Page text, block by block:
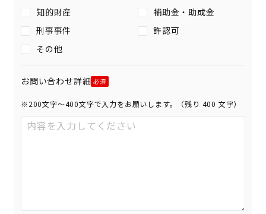
知的財産
補助金・助成金
刑事事件
許認可
その他
お問い合わせ詳細
※200文字〜400文字で入力をお願いします。（残り 400 文字）